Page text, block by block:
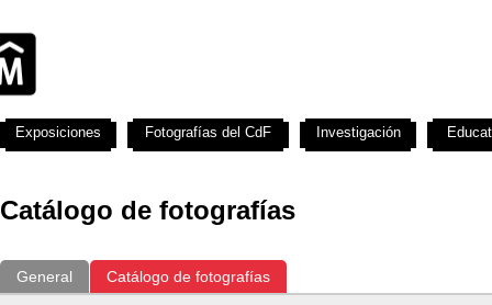
Catálogo de fotografías
General Catálogo de fotografías
Exposiciones Fotografías del CdF Investigación